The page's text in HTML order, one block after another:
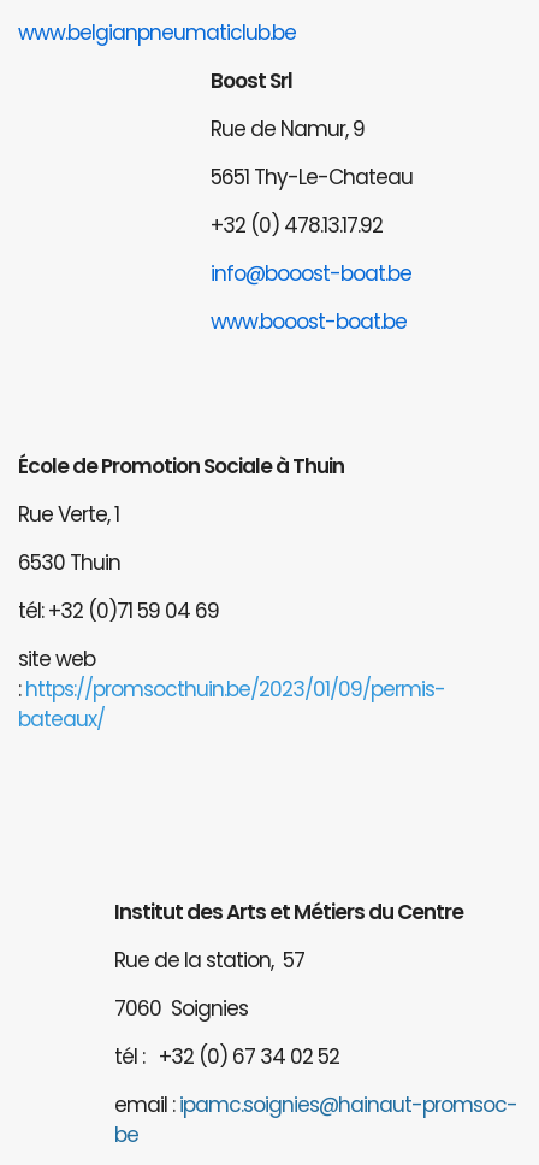
www.belgianpneumaticlub.be
Boost Srl
Rue de Namur, 9
5651 Thy-Le-Chateau
+32 (0) 478.13.17.92
info@booost-boat.be
www.booost-boat.be
École de Promotion Sociale à Thuin
Rue Verte, 1
6530 Thuin
tél: +32 (0)71 59 04 69
site web
:https://promsocthuin.be/2023/01/09/permis-
bateaux/
Institut des Arts et Métiers du Centre
Rue de la station, 57
7060 Soignies
tél : +32 (0) 67 34 02 52
email :ipamc.soignies@hainaut-promsoc-
be